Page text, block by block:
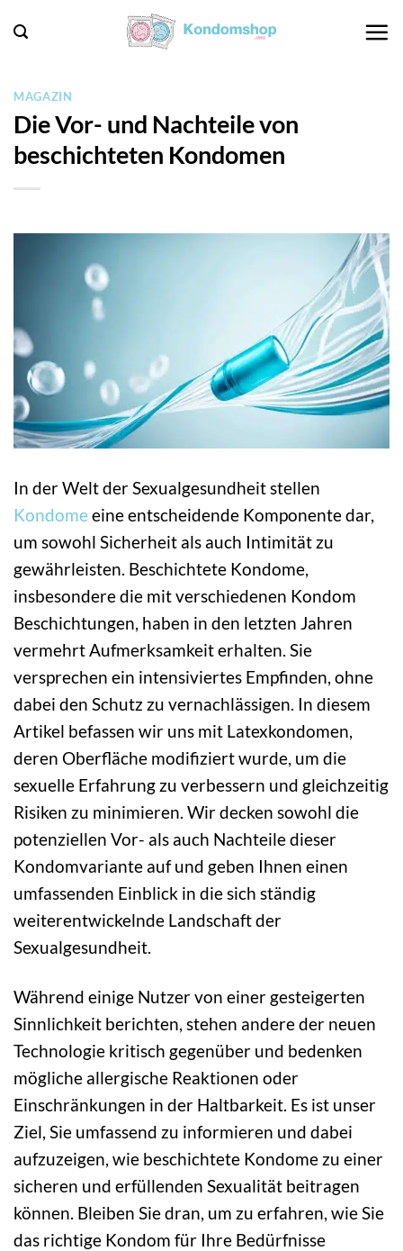
Inhalt
MAGAZIN
Die Vor- und Nachteile von
beschichteten Kondomen
In der Welt der Sexualgesundheit stellen
Kondome eine entscheidende Komponente dar,
um sowohl Sicherheit als auch Intimität zu
gewährleisten. Beschichtete Kondome,
insbesondere die mit verschiedenen Kondom
Beschichtungen, haben in den letzten Jahren
vermehrt Aufmerksamkeit erhalten. Sie
versprechen ein intensiviertes Empfinden, ohne
dabei den Schutz zu vernachlässigen. In diesem
Artikel befassen wir uns mit Latexkondomen,
deren Oberfläche modifiziert wurde, um die
sexuelle Erfahrung zu verbessern und gleichzeitig
Risiken zu minimieren. Wir decken sowohl die
potenziellen Vor- als auch Nachteile dieser
Kondomvariante auf und geben Ihnen einen
umfassenden Einblick in die sich ständig
weiterentwickelnde Landschaft der
Sexualgesundheit.
Während einige Nutzer von einer gesteigerten
Sinnlichkeit berichten, stehen andere der neuen
Technologie kritisch gegenüber und bedenken
mögliche allergische Reaktionen oder
Einschränkungen in der Haltbarkeit. Es ist unser
Ziel, Sie umfassend zu informieren und dabei
aufzuzeigen, wie beschichtete Kondome zu einer
sicheren und erfüllenden Sexualität beitragen
können. Bleiben Sie dran, um zu erfahren, wie Sie
das richtige Kondom für Ihre Bedürfnisse